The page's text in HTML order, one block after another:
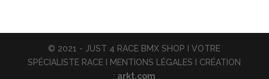
© 2021 - JUST 4 RACE BMX SHOP I VOTRE
SPÉCIALISTE RACE I MENTIONS LÉGALES I CRÉATION
: arkt.com